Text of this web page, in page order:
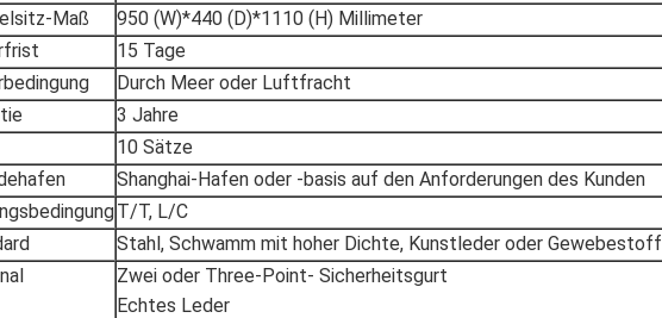
Maß
950 (W)*440 (D)*1110 (H) Millimeter
15 Tage
Durch Meer oder Luftfracht
3 Jahre
10 Sätze
Shanghai-Hafen oder -basis auf den Anforderungen des Kunden
T/T, L/C
Stahl, Schwamm mit hoher Dichte, Kunstleder oder Gewebestoff
Zwei oder Three-Point- Sicherheitsgurt
Echtes Leder